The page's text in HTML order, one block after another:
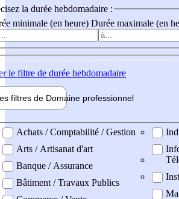
la durée hebdomadaire :
minimale (en heure) Durée maximale (en
le filtre de durée hebdomadaire
filtres de Domaine professionnel
professionel
Achats / Comptabilité / Gestion
Arts / Artisanat d'art
Banque / Assurance
Bâtiment / Travaux Publics